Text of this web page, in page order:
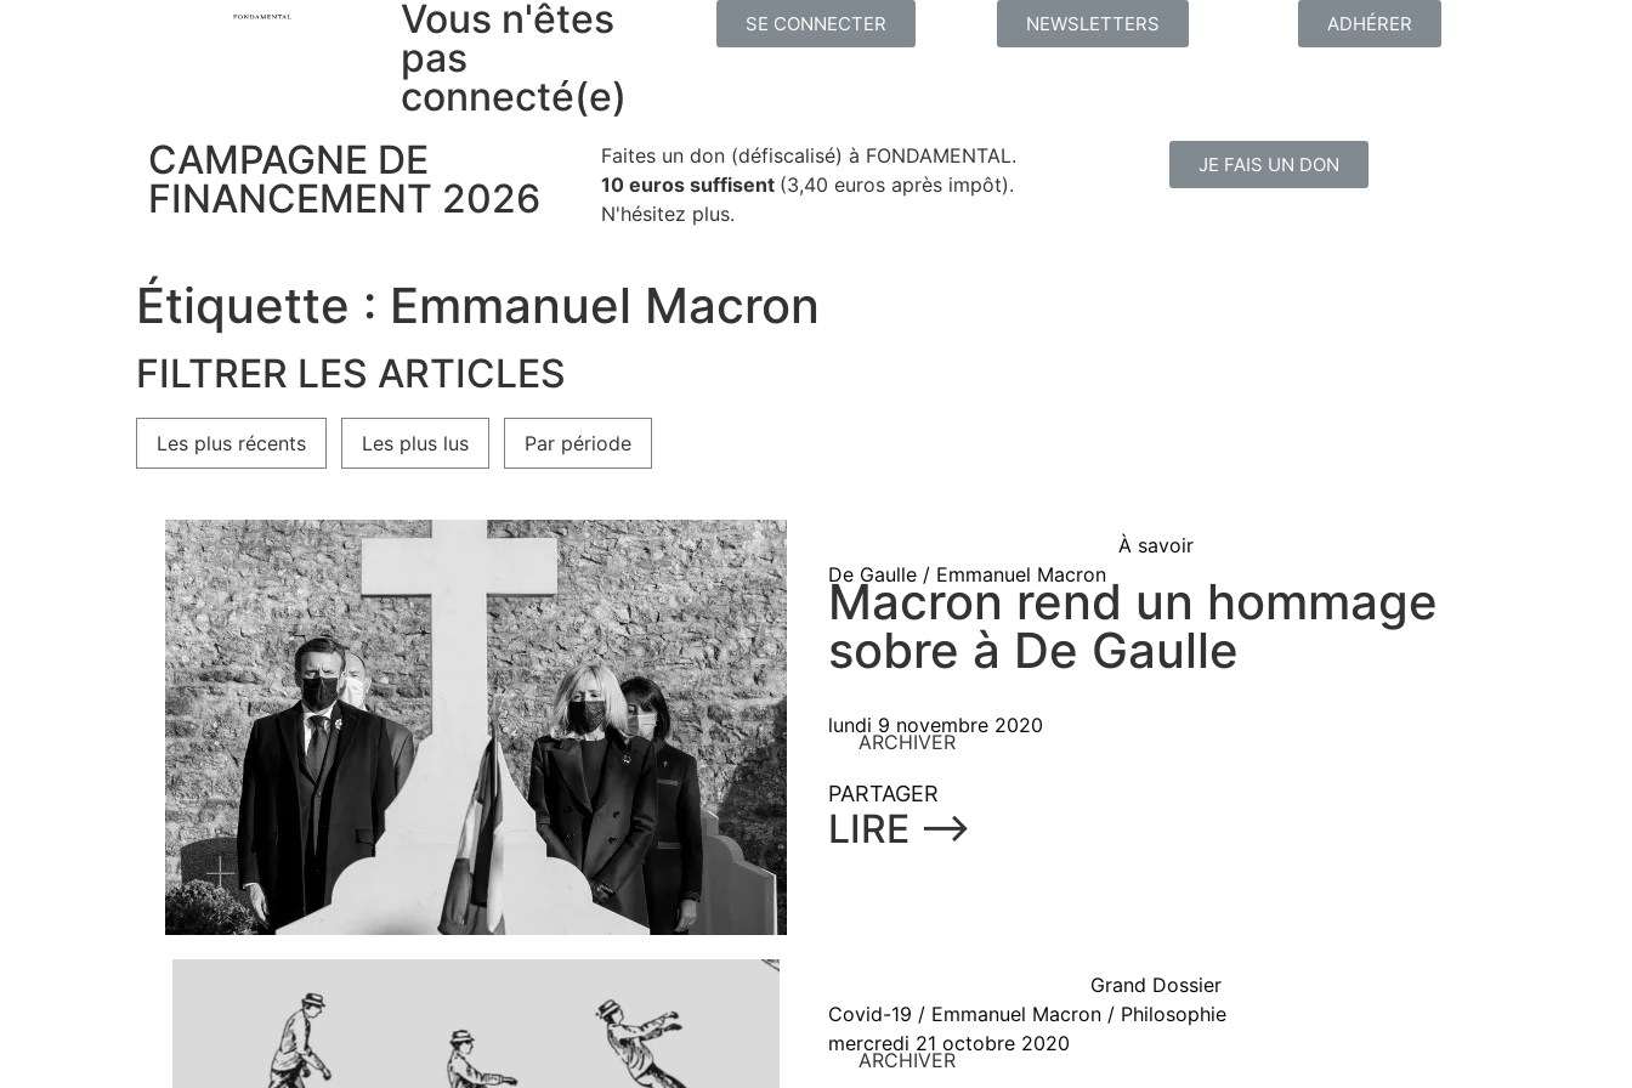
Vous n'êtes
pas
connecté(e)
SE CONNECTER NEWSLETTERS ADHÉRER
CAMPAGNE DE
FINANCEMENT 2026
Faites un don (défiscalisé) à FONDAMENTAL.
10 euros suffisent (3,40 euros après impôt).
N'hésitez plus.
JE FAIS UN DON
Étiquette : Emmanuel Macron
FILTRER LES ARTICLES
Les plus récents Les plus lus Par période
À savoir
De Gaulle / Emmanuel Macron
Macron rend un hommage
sobre à De Gaulle
lundi 9 novembre 2020
ARCHIVER
PARTAGER
LIRE ⟶
Grand Dossier
Covid-19 / Emmanuel Macron / Philosophie
mercredi 21 octobre 2020
ARCHIVER